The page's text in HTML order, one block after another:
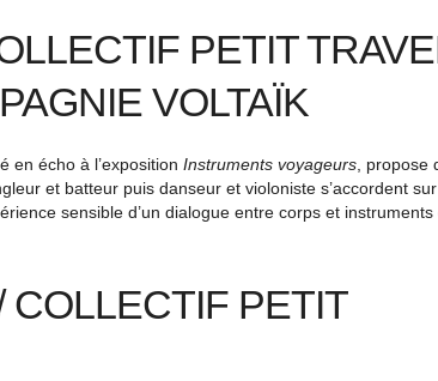
PETIT
VOLTAÏK
en écho à l’exposition Instruments voyageurs , propose
et batteur puis danseur et violoniste s’accordent
sensible d’un dialogue entre corps et instruments
PETIT